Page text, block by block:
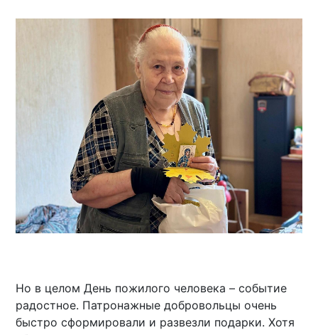
Но в целом День пожилого человека – событие
радостное. Патронажные добровольцы очень
быстро сформировали и развезли подарки. Хотя